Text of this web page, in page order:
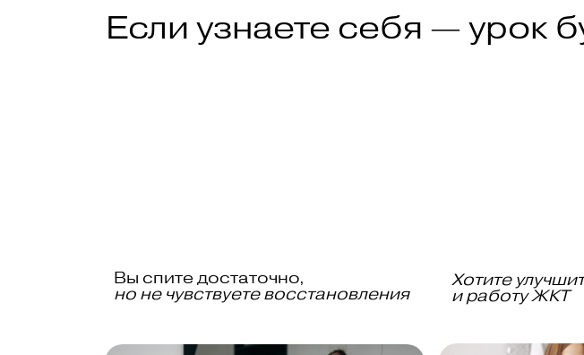
Если узнаете себя — урок
Вы спите достаточно,
но не чувствуете восстановления
Хотите
и работу ЖКТ